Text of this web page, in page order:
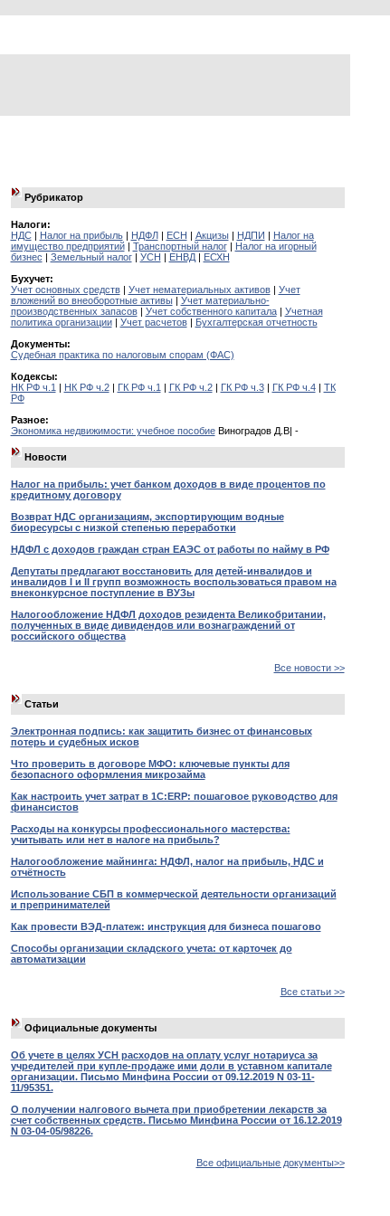
Рубрикатор
Налоги:
НДС| Налог на прибыль| НДФЛ| ЕСН | Акцизы| НДПИ | Налог на
имущество предприятий| Транспортный налог| Налог на игорный
бизнес | Земельный налог| УСН | ЕНВД| ЕСХН
Бухучет:
Учет основных средств| Учет нематериальных активов| Учет
вложений во внеоборотные активы| Учет материально-
производственных запасов| Учет собственного капитала| Учетная
политика организации| Учет расчетов| Бухгалтерская отчетность
Документы:
Судебная практика по налоговым спорам (ФАС)
Кодексы:
НК РФ ч.1 | НК РФ ч.2| ГК РФ ч.1 | ГК РФ ч.2| ГК РФ ч.3| ГК РФ ч.4| ТК
РФ
Разное:
Экономика недвижимости: учебное пособиеВиноградов Д.В| -
Новости
Налог на прибыль: учет банком доходов в виде процентов по
кредитному договору
Возврат НДС организациям, экспортирующим водные
биоресурсы с низкой степенью переработки
НДФЛ с доходов граждан стран ЕАЭС от работы по найму в РФ
Депутаты предлагают восстановить для детей-инвалидов и
инвалидов I и II групп возможность воспользоваться правом на
внеконкурсное поступление в ВУЗы
Налогообложение НДФЛ доходов резидента Великобритании,
полученных в виде дивидендов или вознаграждений от
российского общества
Все новости >>
Статьи
Электронная подпись: как защитить бизнес от финансовых
потерь и судебных исков
Что проверить в договоре МФО: ключевые пункты для
безопасного оформления микрозайма
Как настроить учет затрат в 1С:ERP: пошаговое руководство для
финансистов
Расходы на конкурсы профессионального мастерства:
учитывать или нет в налоге на прибыль?
Налогообложение майнинга: НДФЛ, налог на прибыль, НДС и
отчётность
Использование СБП в коммерческой деятельности организаций
и препринимателей
Как провести ВЭД-платеж: инструкция для бизнеса пошагово
Способы организации складского учета: от карточек до
автоматизации
Все статьи >>
Официальные документы
Об учете в целях УСН расходов на оплату услуг нотариуса за
учредителей при купле-продаже ими доли в уставном капитале
организации. Письмо Минфина России от 09.12.2019 N 03-11-
11/95351.
О получении налгового вычета при приобретении лекарств за
счет собственных средств. Письмо Минфина России от 16.12.2019
N 03-04-05/98226.
Все официальные документы>>